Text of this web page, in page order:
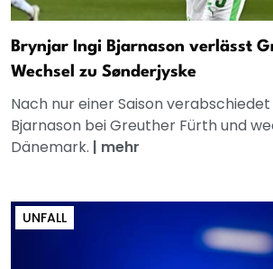
Brynjar Ingi Bjarnason verlässt
Wechsel zu Sønderjyske
Nach nur einer Saison
Bjarnason bei Greuther Fürth und
Dänemark. | mehr
UNFALL